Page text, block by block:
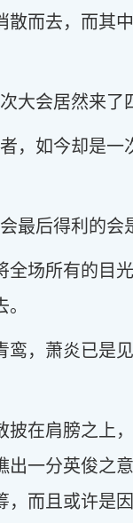
散而去，而其
大会居然来了
，如今却是
最后得利的会
全场所有的目
鸾，萧炎已是
披在肩膀之上
出一分英俊之
，而且或许是